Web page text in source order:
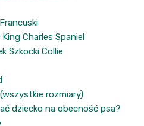
King Charles Spaniel
Szkocki Collie
rozmiary)
dziecko na obecność psa?